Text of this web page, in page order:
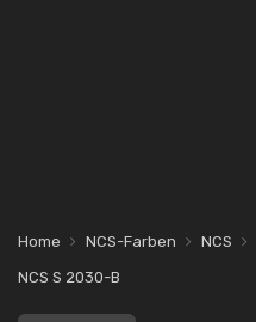
Home NCS-Farben NCS
NCS S 2030-B